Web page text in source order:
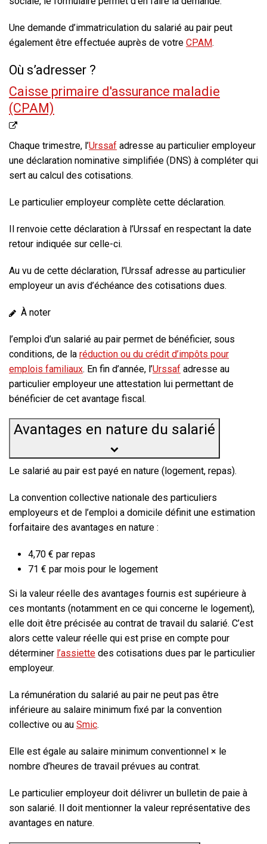
Une demande d’immatriculation du salarié au pair peut
également être effectuée auprès de votre CPAM.
Où s’adresser ?
Caisse primaire d'assurance maladie
(CPAM)
Chaque trimestre, l’Urssaf adresse au particulier employeur
une déclaration nominative simplifiée (DNS) à compléter qui
sert au calcul des cotisations.
Le particulier employeur complète cette déclaration.
Il renvoie cette déclaration à l’Urssaf en respectant la date
retour indiquée sur celle-ci.
Au vu de cette déclaration, l’Urssaf adresse au particulier
employeur un avis d’échéance des cotisations dues.
À noter
l’emploi d’un salarié au pair permet de bénéficier, sous
conditions, de la réduction ou du crédit d’impôts pour
emplois familiaux. En fin d’année, l’Urssaf adresse au
particulier employeur une attestation lui permettant de
bénéficier de cet avantage fiscal.
Avantages en nature du salarié
Le salarié au pair est payé en nature (logement, repas).
La convention collective nationale des particuliers
employeurs et de l’emploi a domicile définit une estimation
forfaitaire des avantages en nature :
4,70 € par repas
71 € par mois pour le logement
Si la valeur réelle des avantages fournis est supérieure à
ces montants (notamment en ce qui concerne le logement),
elle doit être précisée au contrat de travail du salarié. C’est
alors cette valeur réelle qui est prise en compte pour
déterminer l’assiette des cotisations dues par le particulier
employeur.
La rémunération du salarié au pair ne peut pas être
inférieure au salaire minimum fixé par la convention
collective ou au Smic.
Elle est égale au salaire minimum conventionnel × le
nombre d’heures de travail prévues au contrat.
Le particulier employeur doit délivrer un bulletin de paie à
son salarié. Il doit mentionner la valeur représentative des
avantages en nature.